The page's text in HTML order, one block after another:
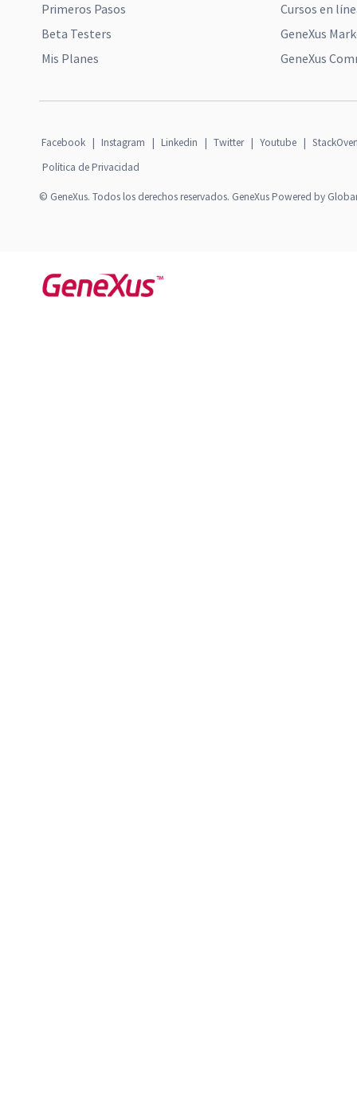
Primeros Pasos
Beta Testers
Mis Planes
Cursos en
GeneXus
GeneXus
Facebook | Instagram | Linkedin | Twitter | Youtube |
Política de Privacidad
© GeneXus. Todos los derechos reservados. GeneXus Powered by